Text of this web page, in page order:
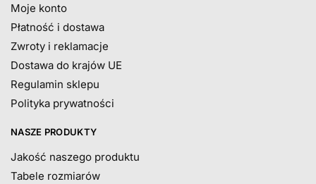
Moje konto
Płatność i dostawa
Zwroty i reklamacje
Dostawa do krajów UE
Regulamin sklepu
Polityka prywatności
NASZE PRODUKTY
Jakość naszego produktu
Tabele rozmiarów